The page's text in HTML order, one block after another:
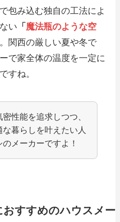
包み込む独自の工法によ
い 「 魔法瓶のような空
関西の厳しい夏や冬で
で家全体の温度を一定に
すね。
性能を追求しつつ、
な暮らしを叶えたい人
メーカーですよ！
おすすめのハウスメー